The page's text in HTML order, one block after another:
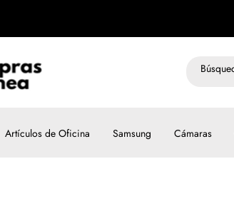
Artículos de Oficina Samsung Cámaras